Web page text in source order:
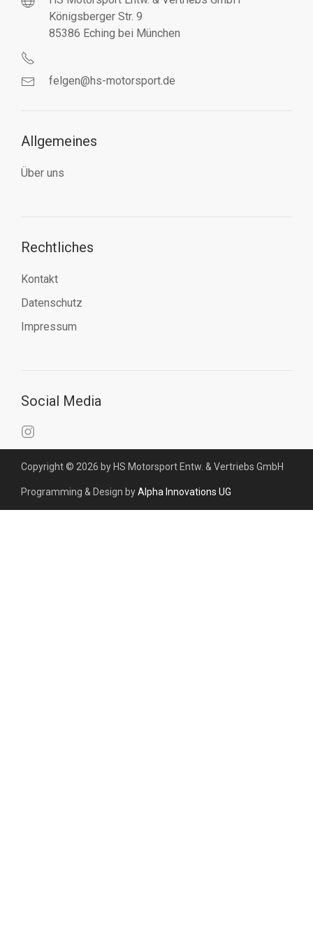
Königsberger Str. 9
85386 Eching bei München
felgen@hs-motorsport.de
Allgemeines
Über uns
Rechtliches
Kontakt
Datenschutz
Impressum
Social Media
Copyright © 2026 by HS Motorsport Entw. & Vertriebs GmbH
Programming & Design byAlpha Innovations UG